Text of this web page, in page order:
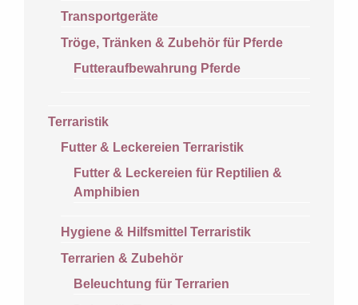
Transportgeräte
Tröge, Tränken & Zubehör für Pferde
Futteraufbewahrung Pferde
Terraristik
Futter & Leckereien Terraristik
Futter & Leckereien für Reptilien &
Amphibien
Hygiene & Hilfsmittel Terraristik
Terrarien & Zubehör
Beleuchtung für Terrarien